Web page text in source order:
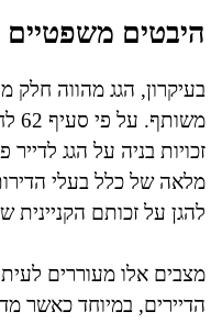
היבטים משפטיים
בעיקרון, הגג מהווה חלק
זכויות בניה על הגג
מלאה של כלל בעלי
להגן על זכותם
מצבים אלו מעוררים
הדיירים, במיוחד כאשר